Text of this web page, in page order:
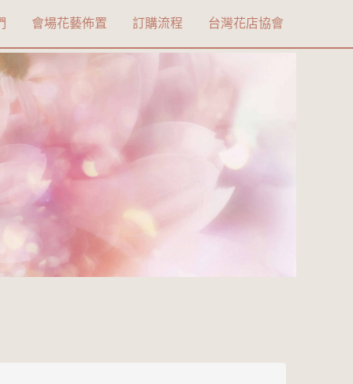
會場花藝佈置 訂購流程 台灣花店協會